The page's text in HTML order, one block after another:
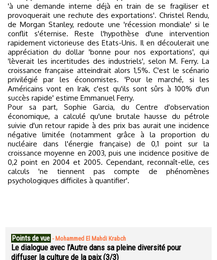
'à une demande interne déjà en train de se fragiliser et
provoquerait une rechute des exportations'. Christel Rendu,
de Morgan Stanley, redoute une 'récession mondiale' si le
conflit s'éternise. Reste l'hypothèse d'une intervention
rapidement victorieuse des Etats-Unis. Il en découlerait une
appréciation du dollar 'bonne pour nos exportations', qui
'lèverait les incertitudes des industriels', selon M. Ferry. La
croissance française atteindrait alors 1,5%. C'est le scénario
privilégié par les économistes. 'Pour le marché, si les
Américains vont en Irak, c'est qu'ils sont sûrs à 100% d'un
succès rapide' estime Emmanuel Ferry.
Pour sa part, Sophie Garcia, du Centre d'observation
économique, a calculé qu'une brutale hausse du pétrole
suivie d'un retour rapide à des prix bas aurait une incidence
négative limitée (notamment grâce à la proportion du
nucléaire dans l'énergie française) de 0,1 point sur la
croissance moyenne en 2003, puis une incidence positive de
0,2 point en 2004 et 2005. Cependant, reconnaît-elle, ces
calculs 'ne tiennent pas compte de phénomènes
psychologiques difficiles à quantifier'.
Points de vue - Mohammed El Mahdi Krabch
Le dialogue avec l’Autre dans sa pleine diversité pour
diffuser la culture de la paix (3/3)